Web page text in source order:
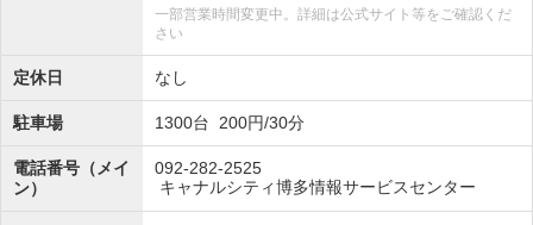
一部営業時間変更中。詳細は公式サイト等をご確認くだ
さい
定休日 なし
駐車場 1300台 200円/30分
電話番号（メイ
ン）
092-282-2525
キャナルシティ博多情報サービスセンター